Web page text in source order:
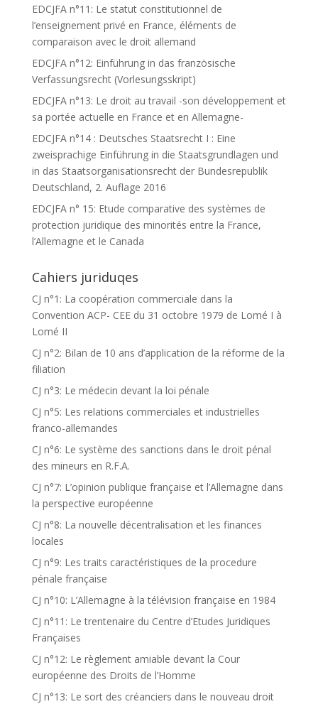
EDCJFA n°11: Le statut constitutionnel de
l’enseignement privé en France, éléments de
comparaison avec le droit allemand
EDCJFA n°12: Einführung in das französische
Verfassungsrecht (Vorlesungsskript)
EDCJFA n°13: Le droit au travail -son développement et
sa portée actuelle en France et en Allemagne-
EDCJFA n°14 : Deutsches Staatsrecht I : Eine
zweisprachige Einführung in die Staatsgrundlagen und
in das Staatsorganisationsrecht der Bundesrepublik
Deutschland, 2. Auflage 2016
EDCJFA n° 15: Etude comparative des systèmes de
protection juridique des minorités entre la France,
l’Allemagne et le Canada
Cahiers juriduqes
CJ n°1: La coopération commerciale dans la
Convention ACP- CEE du 31 octobre 1979 de Lomé I à
Lomé II
CJ n°2: Bilan de 10 ans d’application de la réforme de la
filiation
CJ n°3: Le médecin devant la loi pénale
CJ n°5: Les relations commerciales et industrielles
franco-allemandes
CJ n°6: Le système des sanctions dans le droit pénal
des mineurs en R.F.A.
CJ n°7: L’opinion publique française et l’Allemagne dans
la perspective européenne
CJ n°8: La nouvelle décentralisation et les finances
locales
CJ n°9: Les traits caractéristiques de la procedure
pénale française
CJ n°10: L’Allemagne à la télévision française en 1984
CJ n°11: Le trentenaire du Centre d’Etudes Juridiques
Françaises
CJ n°12: Le règlement amiable devant la Cour
européenne des Droits de l’Homme
CJ n°13: Le sort des créanciers dans le nouveau droit